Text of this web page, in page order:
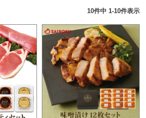
10件中 1-10件表示